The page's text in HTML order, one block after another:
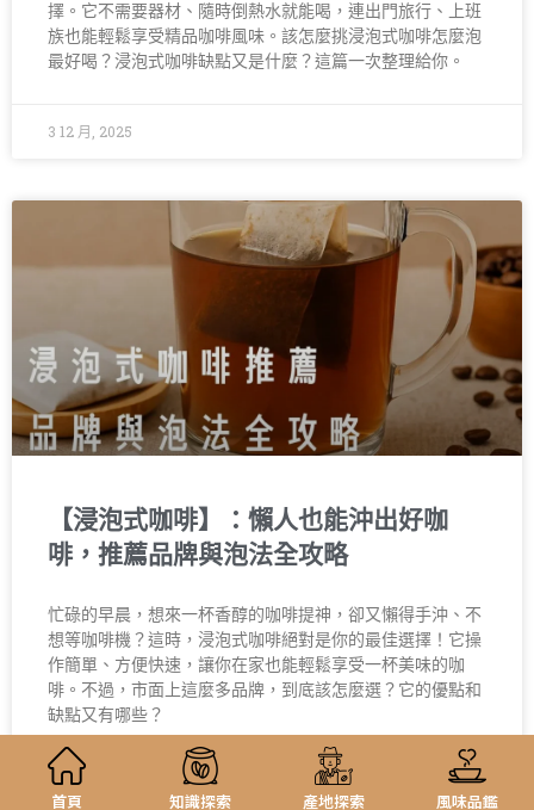
擇。它不需要器材、隨時倒熱水就能喝，連出門旅行、上班
族也能輕鬆享受精品咖啡風味。該怎麼挑浸泡式咖啡怎麼泡
最好喝？浸泡式咖啡缺點又是什麼？這篇一次整理給你。
3 12 月, 2025
【浸泡式咖啡】：懶人也能沖出好咖
啡，推薦品牌與泡法全攻略
忙碌的早晨，想來一杯香醇的咖啡提神，卻又懶得手沖、不
想等咖啡機？這時，浸泡式咖啡絕對是你的最佳選擇！它操
作簡單、方便快速，讓你在家也能輕鬆享受一杯美味的咖
啡。不過，市面上這麼多品牌，到底該怎麼選？它的優點和
缺點又有哪些？
11 8 月, 2025
首頁 知識探索 產地探索 風味品鑑